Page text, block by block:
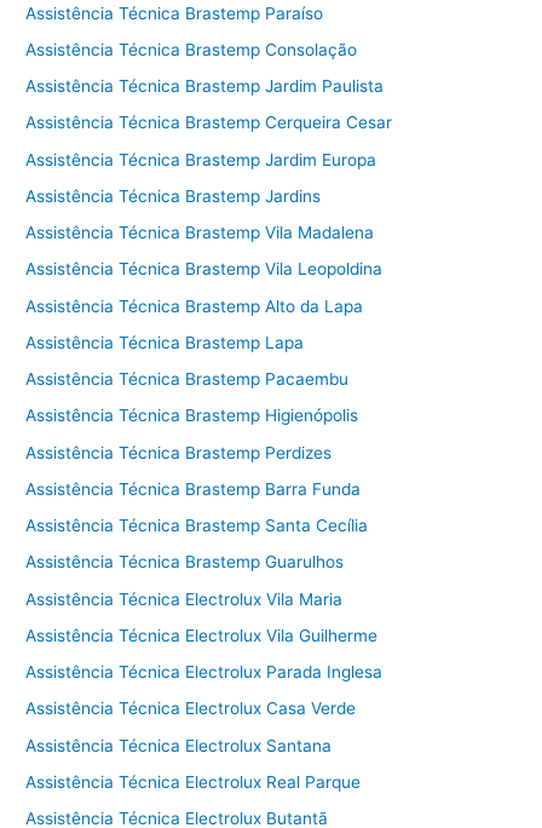
Assistência Técnica Brastemp Paraíso
Assistência Técnica Brastemp Consolação
Assistência Técnica Brastemp Jardim Paulista
Assistência Técnica Brastemp Cerqueira Cesar
Assistência Técnica Brastemp Jardim Europa
Assistência Técnica Brastemp Jardins
Assistência Técnica Brastemp Vila Madalena
Assistência Técnica Brastemp Vila Leopoldina
Assistência Técnica Brastemp Alto da Lapa
Assistência Técnica Brastemp Lapa
Assistência Técnica Brastemp Pacaembu
Assistência Técnica Brastemp Higienópolis
Assistência Técnica Brastemp Perdizes
Assistência Técnica Brastemp Barra Funda
Assistência Técnica Brastemp Santa Cecília
Assistência Técnica Brastemp Guarulhos
Assistência Técnica Electrolux Vila Maria
Assistência Técnica Electrolux Vila Guilherme
Assistência Técnica Electrolux Parada Inglesa
Assistência Técnica Electrolux Casa Verde
Assistência Técnica Electrolux Santana
Assistência Técnica Electrolux Real Parque
Assistência Técnica Electrolux Butantã